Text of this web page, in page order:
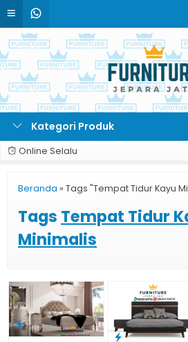
Kategori Produk
Online Selalu
Beranda » Tags "Tempat Tidur Kayu
Tags Tempat Tidur
Minimalis